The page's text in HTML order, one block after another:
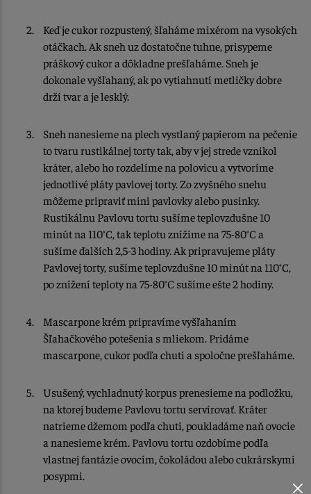
Keď je cukor rozpustený, šľaháme mixérom na vysokých
otáčkach. Ak sneh uz dostatočne tuhne, prisypeme
práškový cukor a dôkladne prešľaháme. Sneh je
dokonale vyšľahaný, ak po vytiahnutí metličky dobre
drží tvar a je lesklý.
Sneh nanesieme na plech vystlaný papierom na pečenie
to tvaru rustikálnej torty tak, aby v jej strede vznikol
kráter, alebo ho rozdelíme na polovicu a vytvoríme
jednotlivé pláty pavlovej torty. Zo zvyšného snehu
môžeme pripraviť mini pavlovky alebo pusinky.
Rustikálnu Pavlovu tortu sušíme teplovzdušne 10
minút na 110°C, tak teplotu znížime na 75-80°C a
sušíme ďalších 2,5-3 hodiny. Ak pripravujeme pláty
Pavlovej torty, sušíme teplovzdušne 10 minút na 110°C,
po znížení teploty na 75-80°C sušíme ešte 2 hodiny.
Mascarpone krém pripravíme vyšľahaním
Šľahačkového potešenia s mliekom. Pridáme
mascarpone, cukor podľa chuti a spoločne prešľaháme.
Usušený, vychladnutý korpus prenesieme na podložku,
na ktorej budeme Pavlovu tortu servírovať. Kráter
natrieme džemom podľa chuti, poukladáme naň ovocie
a nanesieme krém. Pavlovu tortu ozdobíme podľa
vlastnej fantázie ovocím, čokoládou alebo cukrárskymi
posypmi.